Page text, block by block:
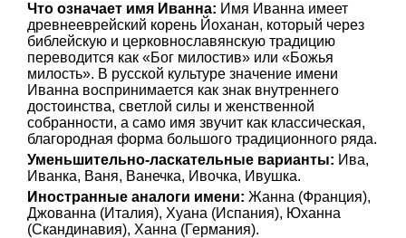
Что означает имя Иванна: Имя Иванна имеет
древнееврейский корень Йоханан, который через
библейскую и церковнославянскую традицию
переводится как «Бог милостив» или «Божья
милость». В русской культуре значение имени
Иванна воспринимается как знак внутреннего
достоинства, светлой силы и женственной
собранности, а само имя звучит как классическая,
благородная форма большого традиционного ряда.
Уменьшительно-ласкательные варианты: Ива,
Иванка, Ваня, Ванечка, Ивочка, Ивушка.
Иностранные аналоги имени: Жанна (Франция),
Джованна (Италия), Хуана (Испания), Юханна
(Скандинавия), Ханна (Германия).